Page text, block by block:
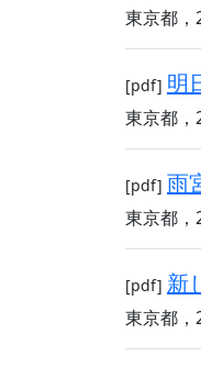
東京都
[pdf] 明
東京都
[pdf] 雨
東京都
[pdf] 新
東京都